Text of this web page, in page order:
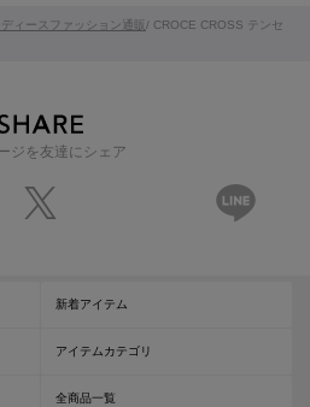
ジを友達にシェア
ディースファッション通販/ CROCE CROSS テンセ
新着アイテム
アイテムカテゴリ
全商品一覧